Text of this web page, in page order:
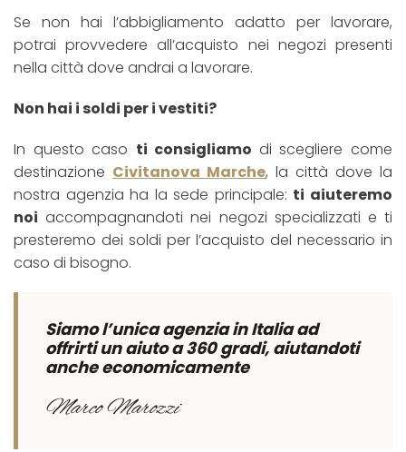
Se non hai l’abbigliamento adatto per lavorare,
potrai provvedere all’acquisto nei negozi presenti
nella città dove andrai a lavorare.
Non hai i soldi per i vestiti?
In questo caso ti consigliamo di scegliere come
destinazione Civitanova Marche, la città dove la
nostra agenzia ha la sede principale: ti aiuteremo
noi accompagnandoti nei negozi specializzati e ti
presteremo dei soldi per l’acquisto del necessario in
caso di bisogno.
Siamo l’unica agenzia in Italia ad
offrirti un aiuto a 360 gradi, aiutandoti
anche economicamente
Marco Marozzi